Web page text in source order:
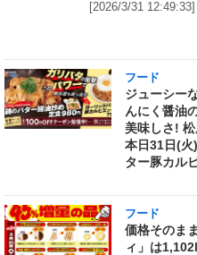
[2026/3/31 12:49:33]
フード
ジューシー
んにく醤油
美味しさ!
本日31日(
ター豚カル
フード
価格そのま
ィ」は